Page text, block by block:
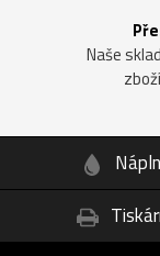
Naše